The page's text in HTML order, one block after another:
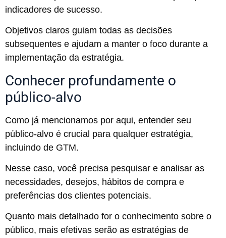
indicadores de sucesso.
Objetivos claros guiam todas as decisões
subsequentes e ajudam a manter o foco durante a
implementação da estratégia.
Conhecer profundamente o
público-alvo
Como já mencionamos por aqui, entender seu
público-alvo é crucial para qualquer estratégia,
incluindo de GTM.
Nesse caso, você precisa pesquisar e analisar as
necessidades, desejos, hábitos de compra e
preferências dos clientes potenciais.
Quanto mais detalhado for o conhecimento sobre o
público, mais efetivas serão as estratégias de